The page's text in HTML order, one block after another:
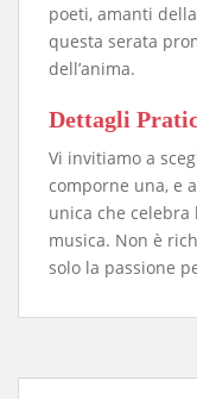
poeti, amanti
questa serata
dell’anima.
​Dettagli
​Vi invitiamo a
comporne una, e
unica che
musica. Non è
solo la passione